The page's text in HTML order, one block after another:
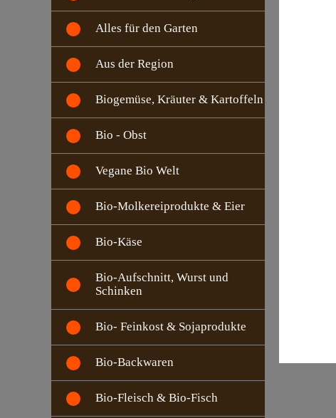
Alles für den Garten
Aus der Region
Biogemüse, Kräuter & Kartoffeln
Bio - Obst
Vegane Bio Welt
Bio-Molkereiprodukte & Eier
Bio-Käse
Bio-Aufschnitt, Wurst und
Schinken
Bio- Feinkost & Sojaprodukte
Bio-Backwaren
Bio-Fleisch & Bio-Fisch